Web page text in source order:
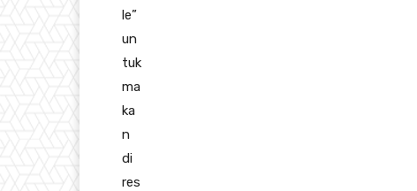
le”
un
tuk
ma
ka
n
di
res